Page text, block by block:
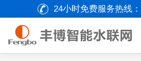
24小时免费服务热线：